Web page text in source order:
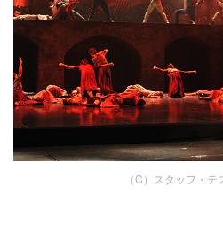
（C）スタッフ・テ